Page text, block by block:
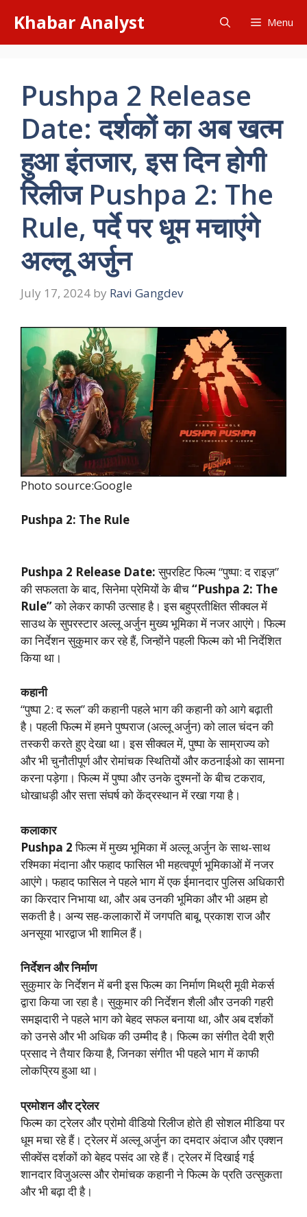
content
Khabar Analyst Menu
Pushpa 2 Release
Date: दर्शकों का अब खत्म
हुआ इंतजार, इस दिन होगी
रिलीज Pushpa 2: The
Rule, पर्दे पर धूम मचाएंगे
अल्लू अर्जुन
July 17, 2024 by Ravi Gangdev
Photo source:Google
Pushpa 2: The Rule
Pushpa 2 Release Date:सुपरहिट फिल्म “पुष्पा: द राइज़”
की सफलता के बाद, सिनेमा प्रेमियों के बीच“Pushpa 2: The
Rule”को लेकर काफी उत्साह है। इस बहुप्रतीक्षित सीक्वल में
साउथ के सुपरस्टार अल्लू अर्जुन मुख्य भूमिका में नजर आएंगे। फिल्म
का निर्देशन सुकुमार कर रहे हैं, जिन्होंने पहली फिल्म को भी निर्देशित
किया था।
कहानी
“पुष्पा 2: द रूल” की कहानी पहले भाग की कहानी को आगे बढ़ाती
है। पहली फिल्म में हमने पुष्पराज (अल्लू अर्जुन) को लाल चंदन की
तस्करी करते हुए देखा था। इस सीक्वल में, पुष्पा के साम्राज्य को
और भी चुनौतीपूर्ण और रोमांचक स्थितियों और कठनाईओ का सामना
करना पड़ेगा। फिल्म में पुष्पा और उनके दुश्मनों के बीच टकराव,
धोखाधड़ी और सत्ता संघर्ष को केंद्रस्थान में रखा गया है।
कलाकार
Pushpa 2फिल्म में मुख्य भूमिका में अल्लू अर्जुन के साथ-साथ
रश्मिका मंदाना और फहाद फासिल भी महत्वपूर्ण भूमिकाओं में नजर
आएंगे। फहाद फासिल ने पहले भाग में एक ईमानदार पुलिस अधिकारी
का किरदार निभाया था, और अब उनकी भूमिका और भी अहम हो
सकती है। अन्य सह-कलाकारों में जगपति बाबू, प्रकाश राज और
अनसूया भारद्वाज भी शामिल हैं।
निर्देशन और निर्माण
सुकुमार के निर्देशन में बनी इस फिल्म का निर्माण मिथ्री मूवी मेकर्स
द्वारा किया जा रहा है। सुकुमार की निर्देशन शैली और उनकी गहरी
समझदारी ने पहले भाग को बेहद सफल बनाया था, और अब दर्शकों
को उनसे और भी अधिक की उम्मीद है। फिल्म का संगीत देवी श्री
प्रसाद ने तैयार किया है, जिनका संगीत भी पहले भाग में काफी
लोकप्रिय हुआ था।
प्रमोशन और ट्रेलर
फिल्म का ट्रेलर और प्रोमो वीडियो रिलीज होते ही सोशल मीडिया पर
धूम मचा रहे हैं। ट्रेलर में अल्लू अर्जुन का दमदार अंदाज और एक्शन
सीक्वेंस दर्शकों को बेहद पसंद आ रहे हैं। ट्रेलर में दिखाई गई
शानदार विजुअल्स और रोमांचक कहानी ने फिल्म के प्रति उत्सुकता
और भी बढ़ा दी है।